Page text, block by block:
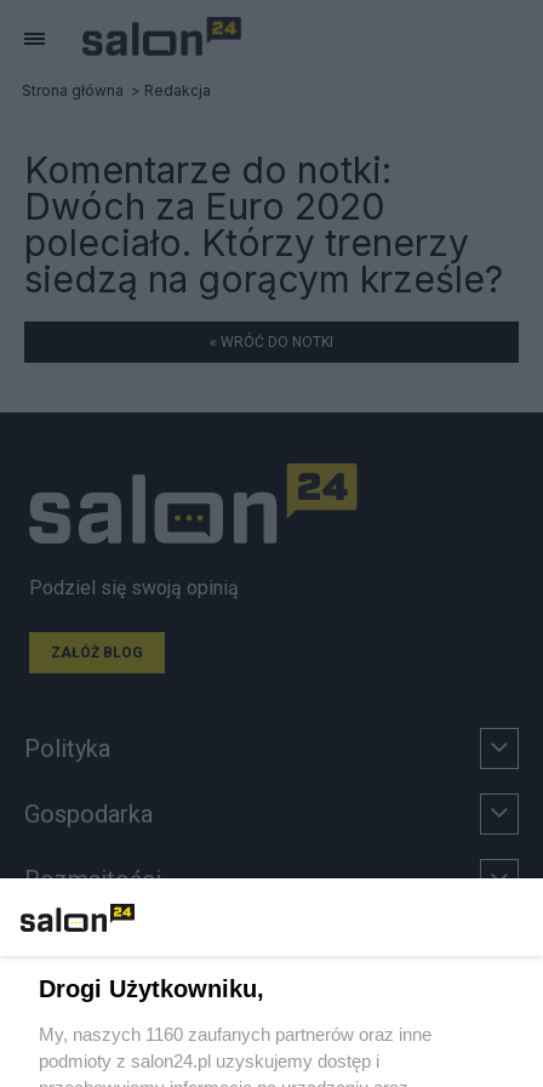
Strona główna Redakcja
Komentarze do notki:
Dwóch za Euro 2020
poleciało. Którzy trenerzy
siedzą na gorącym krześle?
« WRÓĆ DO NOTKI
Podziel się swoją opinią
ZAŁÓŻ BLOG
Polityka
Gospodarka
Rozmaitości
Sport
Społeczeństwo
Drogi Użytkowniku,
My, naszych 1160 zaufanych partnerów oraz inne
podmioty z salon24.pl uzyskujemy dostęp i